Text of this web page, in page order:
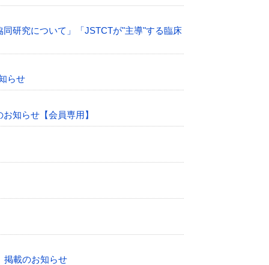
研究について」「JSTCTが"主導"する臨床
らせ
知らせ【会員専用】
掲載のお知らせ